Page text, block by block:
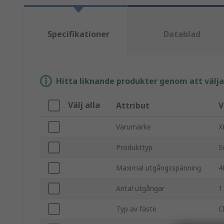
Specifikationer Datablad
Hitta liknande produkter genom att
Välj alla Attribut
Varumärke
Produkttyp
Maximal utgångsspänning
Antal utgångar 1
Typ av fäste